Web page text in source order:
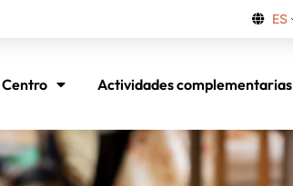
ES
Actividades complementarias